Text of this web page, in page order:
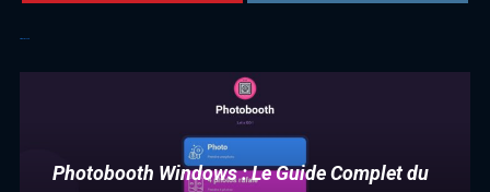
Photobooth Windows : Le Guide Complet du